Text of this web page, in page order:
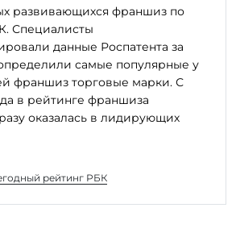
развивающихся франшиз по
Специалисты
данные Роспатента за
самые популярные у
франшиз торговые марки. С
в рейтинге франшиза
оказалась в лидирующих
рейтинг РБК